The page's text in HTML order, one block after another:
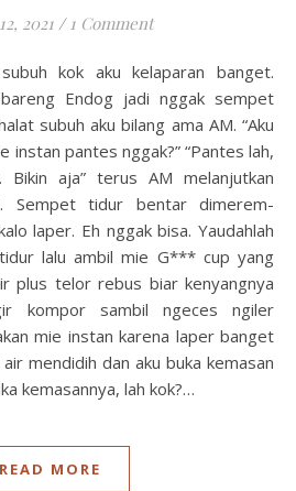
2021 / 1 Comment
Endog jadi nggak sempet
subuh aku bilang ama AM. “Aku
instan pantes nggak?” “Pantes lah,
Bikin aja” terus AM melanjutkan
Sempet tidur bentar dimerem-
laper. Eh nggak bisa. Yaudahlah
lalu ambil mie G*** cup yang
plus telor rebus biar kenyangnya
kompor sambil ngeces ngiler
mie instan karena laper banget
mendidih dan aku buka kemasan
kemasannya, lah kok?…
READ MORE